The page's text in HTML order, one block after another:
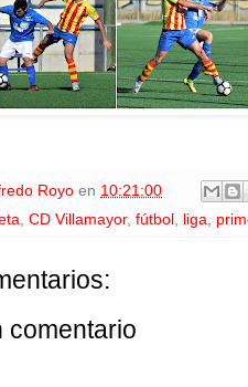
Royo en 10:21:00
, CD Villamayor, fútbol , liga,
comentario